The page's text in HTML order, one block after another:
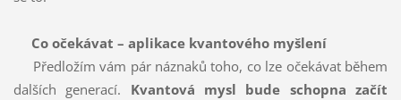
Co očekávat – aplikace kvantového myšlení
Předložím vám pár náznaků toho, co lze očekávat během
dalších generací. Kvantová mysl bude schopna začít